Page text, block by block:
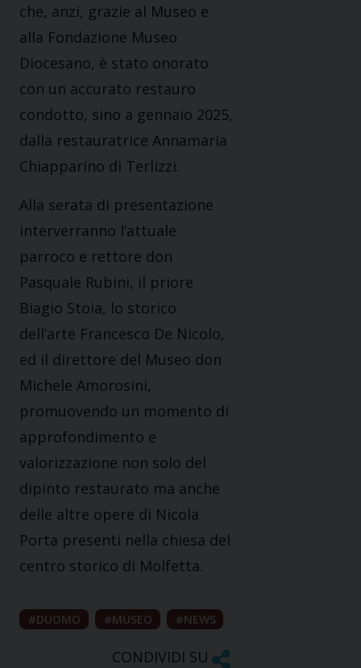
che, anzi, grazie al Museo e
alla Fondazione Museo
Diocesano, è stato onorato
con un accurato restauro
condotto, sino a gennaio 2025,
dalla restauratrice Annamaria
Chiapparino di Terlizzi.
Alla serata di presentazione
interverranno l’attuale
parroco e rettore don
Pasquale Rubini, il priore
Biagio Stoia, lo storico
dell’arte Francesco De Nicolo,
ed il direttore del Museo don
Michele Amorosini,
promuovendo un momento di
approfondimento e
valorizzazione non solo del
dipinto restaurato ma anche
delle altre opere di Nicola
Porta presenti nella chiesa del
centro storico di Molfetta.
DUOMO MUSEO NEWS
CONDIVIDI SU